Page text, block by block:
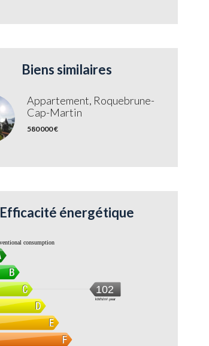
Biens similaires
Appartement, Roquebrune-
Cap-Martin
580 000 €
Efficacité énergétique